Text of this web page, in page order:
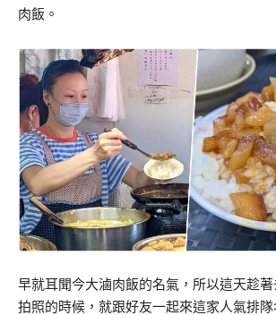
肉飯。
早就耳聞今大滷肉飯的名氣，所以這天趁著
拍照的時候，就跟好友一起來這家人氣排